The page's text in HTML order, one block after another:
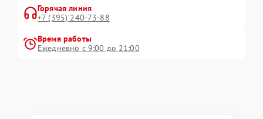
Горячая линия
+7 (395) 240-73-88
Время работы
Ежедневно с 9:00 до 21:00